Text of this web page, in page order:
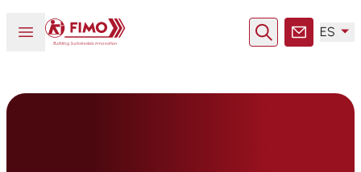
Abrir o cerrar el menú
Volver a la página principal
Buscar enContacto
ES